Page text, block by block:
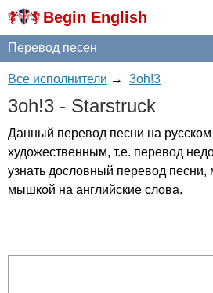
Begin English
Перевод песен
Все исполнители → 3oh!3
3oh!3 - Starstruck
Данный перевод песни на русском
художественным, т.е. перевод
узнать дословный перевод песни,
мышкой на английские слова.